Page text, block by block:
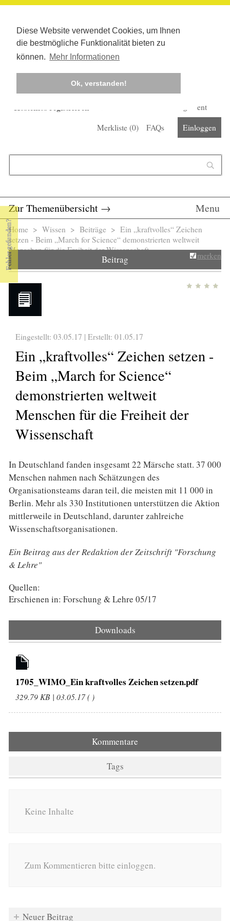
Diese Website verwendet Cookies, um Ihnen
die bestmögliche Funktionalität bieten zu
können. Mehr Informationen
Ok, verstanden!
Kostenlos registrieren
Corona-Management
Merkliste (0) FAQs Einloggen
Zur Themenübersicht → Menu
Sie sind hier
Home > Wissen > Beiträge > Ein „kraftvolles“ Zeichen
setzen - Beim „March for Science“ demonstrierten weltweit
Menschen für die Freiheit der Wissenschaft
Beitrag merken
Eingestellt: 03.05.17 | Erstellt: 01.05.17
Ein „kraftvolles“ Zeichen setzen -
Beim „March for Science“
demonstrierten weltweit
Menschen für die Freiheit der
Wissenschaft
In Deutschland fanden insgesamt 22 Märsche statt. 37 000
Menschen nahmen nach Schätzungen des
Organisationsteams daran teil, die meisten mit 11 000 in
Berlin. Mehr als 330 Institutionen unterstützen die Aktion
mittlerweile in Deutschland, darunter zahlreiche
Wissenschaftsorganisationen.
Ein Beitrag aus der Redaktion der Zeitschrift "Forschung
& Lehre"
Quellen:
Erschienen in: Forschung & Lehre 05/17
Downloads
1705_WIMO_Ein kraftvolles Zeichen setzen.pdf
329.79 KB | 03.05.17 ( )
Kommentare
Tags
Keine Inhalte
Zum Kommentieren bitte einloggen.
Neuer Beitrag